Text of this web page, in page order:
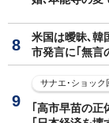
米国は曖昧､韓
市発言に｢無言
サナエ･ショック
｢高市早苗の